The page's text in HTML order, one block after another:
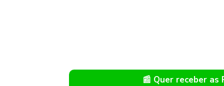
📰 Quer receber as